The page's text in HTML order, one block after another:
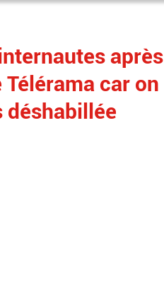
après
car on
déshabillée